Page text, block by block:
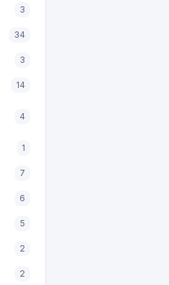
3
34
3
14
4
1
7
6
5
2
2